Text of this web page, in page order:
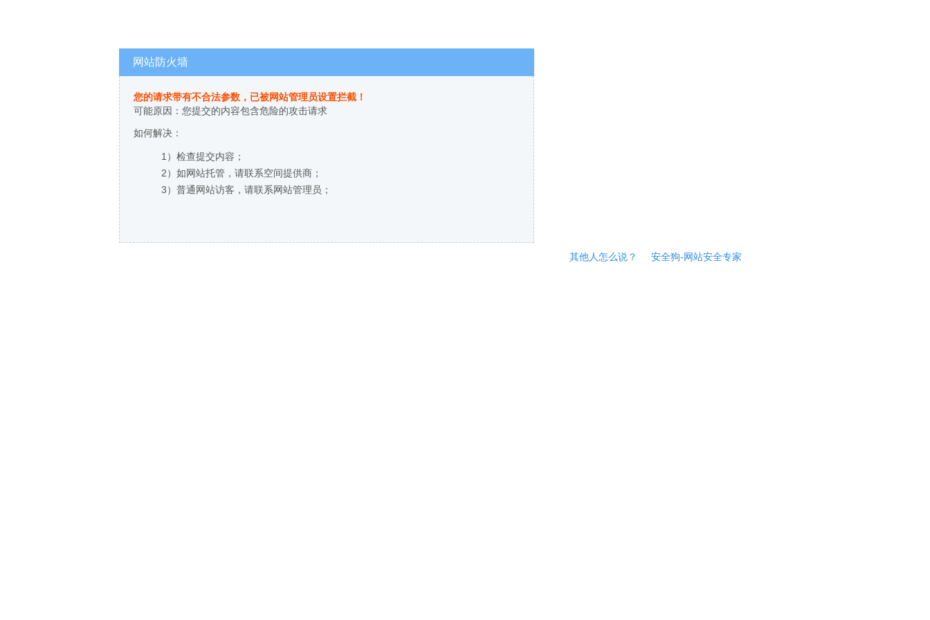
网站防火墙
您的请求带有不合法参数，已被网站管理员设置拦截！
可能原因：您提交的内容包含危险的攻击请求
如何解决：
1）检查提交内容；
2）如网站托管，请联系空间提供商；
3）普通网站访客，请联系网站管理员；
其他人怎么说？ 安全狗-网站安全专家